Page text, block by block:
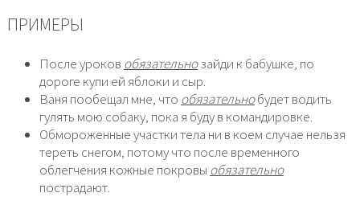
ПРИМЕРЫ
После уроков обязательнозайди к бабушке, по
дороге купи ей яблоки и сыр.
Ваня пообещал мне, что обязательнобудет водить
гулять мою собаку, пока я буду в командировке.
Обмороженные участки тела ни в коем случае нельзя
тереть снегом, потому что после временного
облегчения кожные покровы обязательно
пострадают.